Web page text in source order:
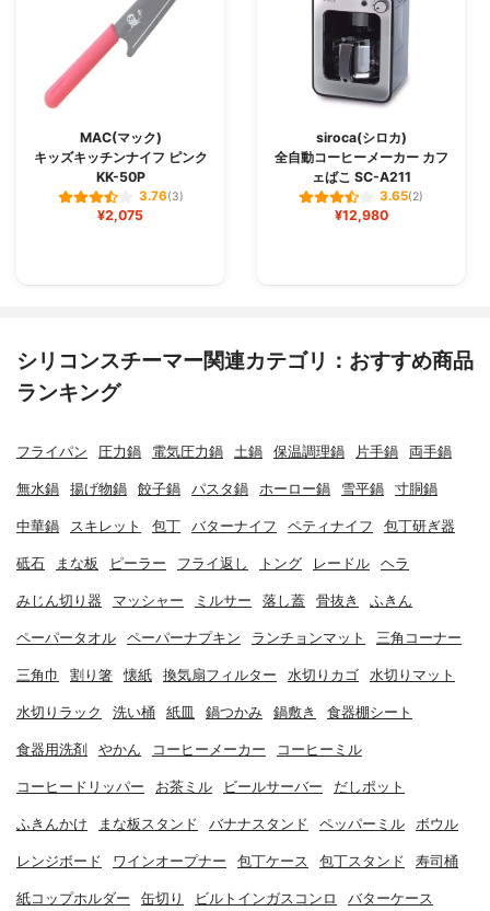
MAC(マック)
キッズキッチンナイフ ピンク
KK-50P
3.76(3)
¥2,075
siroca(シロカ)
全自動コーヒーメーカー カフ
ェばこ SC-A211
3.65(2)
¥12,980
シリコンスチーマー関連カテゴリ：おすすめ商品
ランキング
フライパン 圧力鍋 電気圧力鍋 土鍋 保温調理鍋 片手鍋 両手鍋
無水鍋 揚げ物鍋 餃子鍋 パスタ鍋 ホーロー鍋 雪平鍋 寸胴鍋
中華鍋 スキレット 包丁 バターナイフ ペティナイフ 包丁研ぎ器
砥石 まな板 ピーラー フライ返し トング レードル ヘラ
みじん切り器 マッシャー ミルサー 落し蓋 骨抜き ふきん
ペーパータオル ペーパーナプキン ランチョンマット 三角コーナー
三角巾 割り箸 懐紙 換気扇フィルター 水切りカゴ 水切りマット
水切りラック 洗い桶 紙皿 鍋つかみ 鍋敷き 食器棚シート
食器用洗剤 やかん コーヒーメーカー コーヒーミル
コーヒードリッパー お茶ミル ビールサーバー だしポット
ふきんかけ まな板スタンド バナナスタンド ペッパーミル ボウル
レンジボード ワインオープナー 包丁ケース 包丁スタンド 寿司桶
紙コップホルダー 缶切り ビルトインガスコンロ バターケース